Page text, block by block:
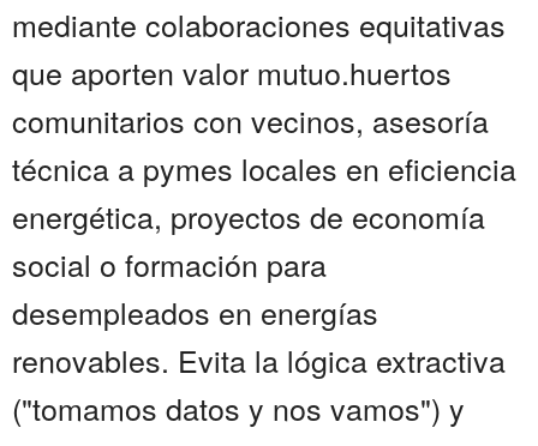
mediante colaboraciones equitativas
que aporten valor mutuo.huertos
comunitarios con vecinos, asesoría
técnica a pymes locales en eficiencia
energética, proyectos de economía
social o formación para
desempleados en energías
renovables. Evita la lógica extractiva
("tomamos datos y nos vamos") y